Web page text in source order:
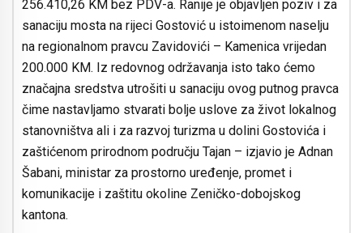
256.410,26 KM bez PDV-a. Ranije je objavljen poziv i za
sanaciju mosta na rijeci Gostović u istoimenom naselju
na regionalnom pravcu Zavidovići – Kamenica vrijedan
200.000 KM. Iz redovnog održavanja isto tako ćemo
značajna sredstva utrošiti u sanaciju ovog putnog pravca
čime nastavljamo stvarati bolje uslove za život lokalnog
stanovništva ali i za razvoj turizma u dolini Gostovića i
zaštićenom prirodnom području Tajan – izjavio je Adnan
Šabani, ministar za prostorno uređenje, promet i
komunikacije i zaštitu okoline Zeničko-dobojskog
kantona.